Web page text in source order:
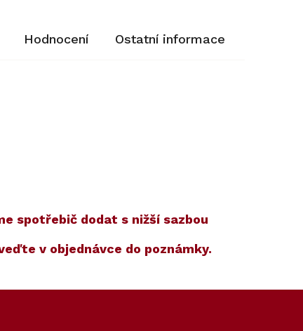
Hodnocení Ostatní informace
spotřebič dodat s nižší sazbou
v objednávce do poznámky.